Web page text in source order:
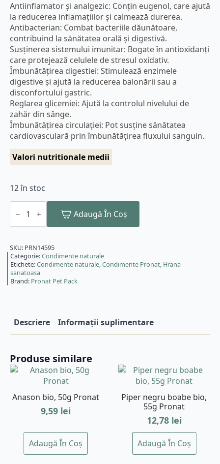
Antiinflamator și analgezic: Conțin eugenol, care ajută
la reducerea inflamațiilor și calmează durerea.
Antibacterian: Combat bacteriile dăunătoare,
contribuind la sănătatea orală și digestivă.
Susținerea sistemului imunitar: Bogate în antioxidanți
care protejează celulele de stresul oxidativ.
Îmbunătățirea digestiei: Stimulează enzimele
digestive și ajută la reducerea balonării sau a
disconfortului gastric.
Reglarea glicemiei: Ajută la controlul nivelului de
zahăr din sânge.
Îmbunătățirea circulației: Pot susține sănătatea
cardiovasculară prin îmbunătățirea fluxului sanguin.
Valori nutritionale medii
12 în stoc
Cantitate
Cuisoare
macinate,
Pronat
Adaugă În Coș
SKU: PRN14595
Categorie:Condimente naturale
Etichete:Condimente naturale,Condimente Pronat, Hrana
sanatoasa
Brand: Pronat Pet Pack
Descriere Informații suplimentare
Produse similare
Anason bio, 50g Pronat
9,59 lei
Adaugă În Coș
Piper negru boabe bio,
55g Pronat
12,78 lei
Adaugă În Coș